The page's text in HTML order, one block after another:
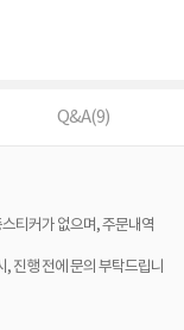
Q&A(9)
티커가 없으며, 주문내역
진행 전에 문의 부탁드립니